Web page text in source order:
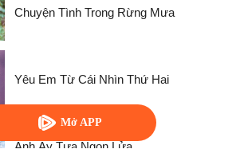
Mở APP
Chuyện Tình Trong Rừng Mưa
Yêu Em Từ Cái Nhìn Thứ Hai
Anh Ấy Tựa Ngọn Lửa